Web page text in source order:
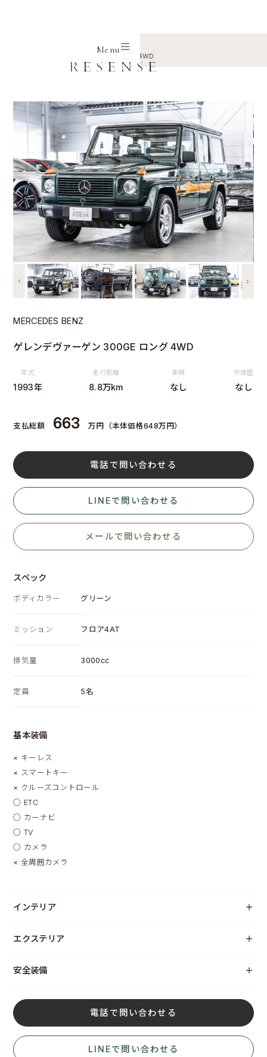
Menu
Mercedes benz
ゲレンデヴァーゲン 300GE ロング 4WD
← →
MERCEDES BENZ
ゲレンデヴァーゲン 300GE ロング 4WD
年式
1993年
走行距離
8.8万km
車検
なし
修復歴
なし
支払総額 663 万円（本体価格648万円）
電話で問い合わせる
LINEで問い合わせる
メールで問い合わせる
スペック
ボディカラー グリーン
ミッション フロア4AT
排気量 3000cc
定員 5名
基本装備
× キーレス
× スマートキー
× クルーズコントロール
◯ ETC
◯ カーナビ
◯ TV
◯ カメラ
× 全周囲カメラ
インテリア
エクステリア
安全装備
電話で問い合わせる
LINEで問い合わせる